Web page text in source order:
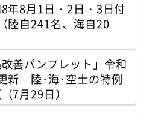
8月1日・2日・3日付
陸自241名、海自20
改善パンフレット」令和
新 陸･海･空士の特例
7月29日）